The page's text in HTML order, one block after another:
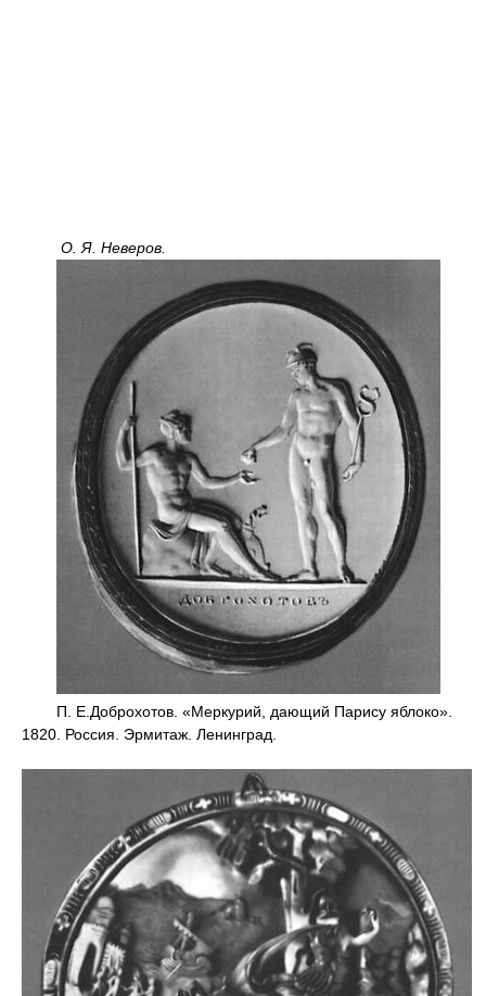
О. Я. Неверов.
П. Е.Доброхотов. «Меркурий, дающий Парису яблоко».
1820. Россия. Эрмитаж. Ленинград.